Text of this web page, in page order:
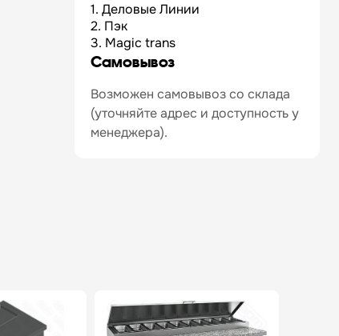
1. Деловые Линии
2. Пэк
3. Magic trans
Самовывоз
Возможен самовывоз со склада
(уточняйте адрес и доступность у
менеджера).